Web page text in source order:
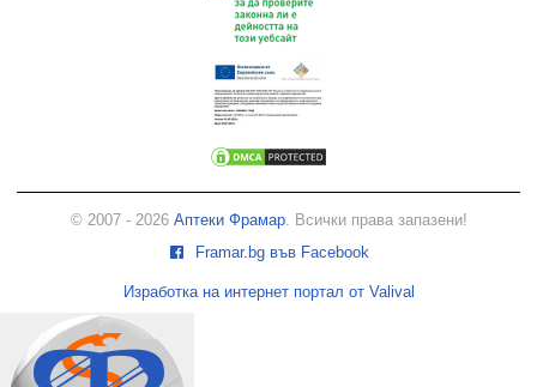
© 2007 - 2026 Аптеки Фрамар. Всички права запазени!
Framar.bg във Facebook
Изработка на интернет портал от Valival